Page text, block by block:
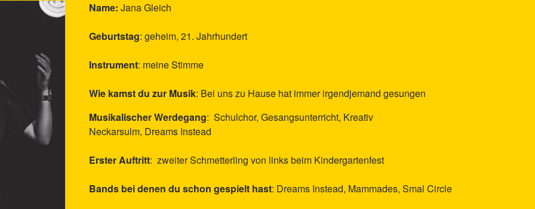
Name: Jana Gleich
Geburtstag: geheim, 21. Jahrhundert
Instrument: meine Stimme
Wie kamst du zur Musik: Bei uns zu Hause hat immer irgendjemand gesungen
Musikalischer Werdegang: Schulchor, Gesangsunterricht, Kreativ
Neckarsulm, Dreams Instead
Erster Auftritt: zweiter Schmetterling von links beim Kindergartenfest
Bands bei denen du schon gespielt hast: Dreams Instead, Mammades, Smal Circle